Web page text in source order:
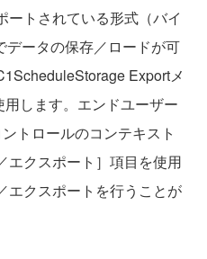
ートされている形式（バイ
ータの保存／ロードが可
Exportメ
します。エンドユーザー
トロールのコンテキスト
エクスポート］項目を使用
エクスポートを行うことが